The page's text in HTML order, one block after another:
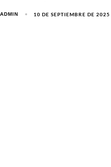
ADMIN 10 DE SEPTIEMBRE DE 2025